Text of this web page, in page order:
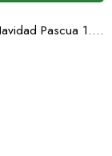
Árbol De Navidad Pascua 1.5 Metros Verde